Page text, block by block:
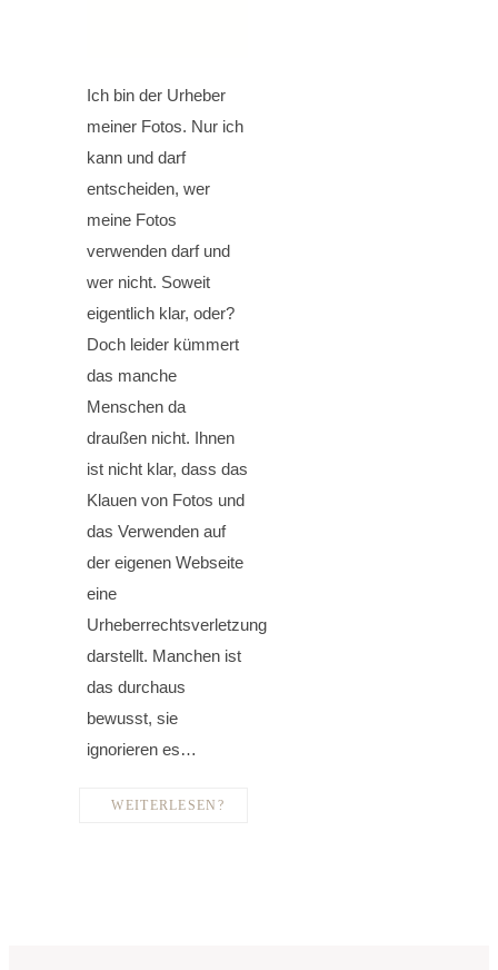
Ich bin der Urheber
meiner Fotos. Nur ich
kann und darf
entscheiden, wer
meine Fotos
verwenden darf und
wer nicht. Soweit
eigentlich klar, oder?
Doch leider kümmert
das manche
Menschen da
draußen nicht. Ihnen
ist nicht klar, dass das
Klauen von Fotos und
das Verwenden auf
der eigenen Webseite
eine
Urheberrechtsverletzung
darstellt. Manchen ist
das durchaus
bewusst, sie
ignorieren es…
WEITERLESEN?